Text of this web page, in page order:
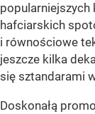
popularniejszych
hafciarskich
i równościowe
jeszcze kilka
się sztandarami
Doskonałą